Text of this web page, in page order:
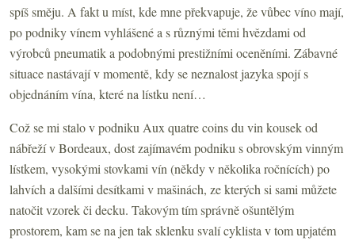
spíš směju. A fakt u míst, kde mne překvapuje, že vůbec víno mají,
po podniky vínem vyhlášené a s různými těmi hvězdami od
výrobců pneumatik a podobnými prestižními oceněními. Zábavné
situace nastávají v momentě, kdy se neznalost jazyka spojí s
objednáním vína, které na lístku není…
Což se mi stalo v podniku Aux quatre coins du vin kousek od
nábřeží v Bordeaux, dost zajímavém podniku s obrovským vinným
lístkem, vysokými stovkami vín (někdy v několika ročnících) po
lahvích a dalšími desítkami v mašinách, ze kterých si sami můžete
natočit vzorek či decku. Takovým tím správně ošuntělým
prostorem, kam se na jen tak sklenku svalí cyklista v tom upjatém